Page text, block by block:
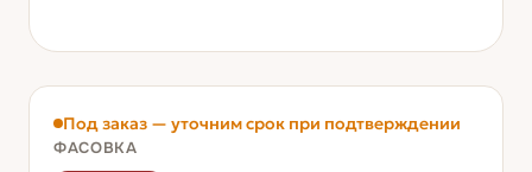
Под заказ — уточним срок при подтверждении
ФАСОВКА